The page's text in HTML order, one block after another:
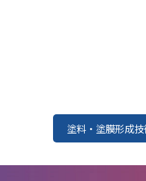
塗料・塗膜形成